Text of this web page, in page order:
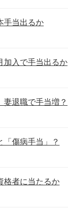
手当出るか
加入で手当出るか
妻退職で手当増？
「傷病手当」？
格者に当たるか